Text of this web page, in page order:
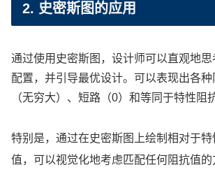
2. 史密斯图的应用
通过使用史密斯图，设计师可以直观地
配置，并引导最优设计。可以表现出各
（无穷大）、短路（0）和等同于特性阻
特别是，通过在史密斯图上绘制相对于特
值，可以视觉化地考虑匹配任何阻抗值的